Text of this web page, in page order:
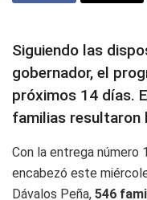
Siguiendo las
gobernador, el
próximos 14 días.
familias resultaron
Con la entrega número
encabezó este
Dávalos Peña, 546